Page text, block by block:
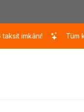
Tüm kredi